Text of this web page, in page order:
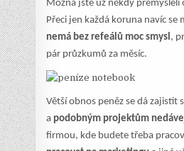
Možná jste už někdy
Přeci jen každá koruna navíc
nemá bez refeálů moc smysl ,
pár průzkumů za měsíc.
Větší obnos peněz se dá
a podobným projektům
firmou, kde budete třeba